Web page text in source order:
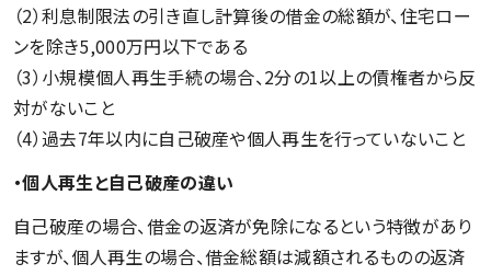
（2）利息制限法の引き直し計算後の借金の総額が、住宅ロー
ンを除き5,000万円以下である
（3）小規模個人再生手続の場合、2分の1以上の債権者から反
対がないこと
（4）過去7年以内に自己破産や個人再生を行っていないこと
・個人再生と自己破産の違い
自己破産の場合、借金の返済が免除になるという特徴があり
ますが、個人再生の場合、借金総額は減額されるものの返済